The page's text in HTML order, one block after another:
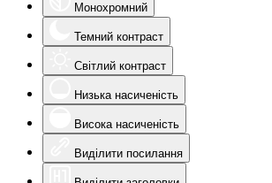
Монохромний
Темний контраст
Світлий контраст
Низька насиченість
Висока насиченість
Виділити посилання